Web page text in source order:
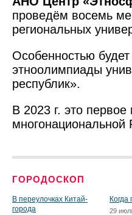
проведём восемь
региональных
Особенностью
этноолимпиады
республик».
В 2023 г. это
многонациональной
ГОРОДОСКОП
В переулочках Китай-
города
29